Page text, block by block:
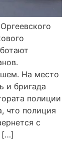
На место
и бригада
полиции
что полиция
с
[…]